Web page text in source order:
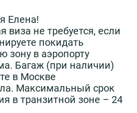
Елена!
виза не требуется, если
покидать
зону в аэропорту
Багаж (при наличии)
в Москве
Максимальный срок
в транзитной зоне – 24